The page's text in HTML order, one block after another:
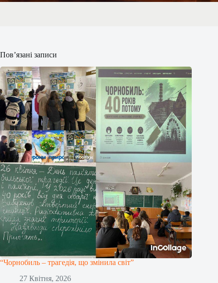
Пов’язані записи
“Чорнобиль – трагедія, що змінила світ”
27 Квітня, 2026